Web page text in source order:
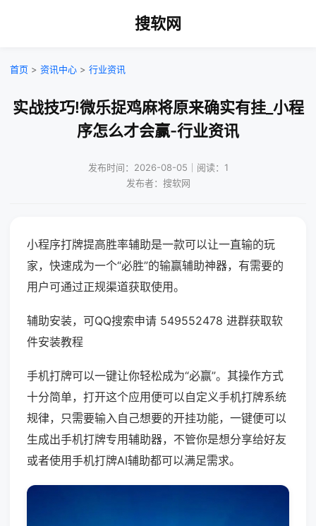
搜软网
首页 > 资讯中心 > 行业资讯
实战技巧!微乐捉鸡麻将原来确实有挂_小程
序怎么才会赢-行业资讯
发布时间：2026-08-05｜阅读：1
发布者：搜软网
小程序打牌提高胜率辅助是一款可以让一直输的玩
家，快速成为一个“必胜”的输赢辅助神器，有需要的
用户可通过正规渠道获取使用。
辅助安装，可QQ搜索申请 549552478 进群获取软
件安装教程
手机打牌可以一键让你轻松成为“必赢”。其操作方式
十分简单，打开这个应用便可以自定义手机打牌系统
规律，只需要输入自己想要的开挂功能，一键便可以
生成出手机打牌专用辅助器，不管你是想分享给好友
或者使用手机打牌AI辅助都可以满足需求。